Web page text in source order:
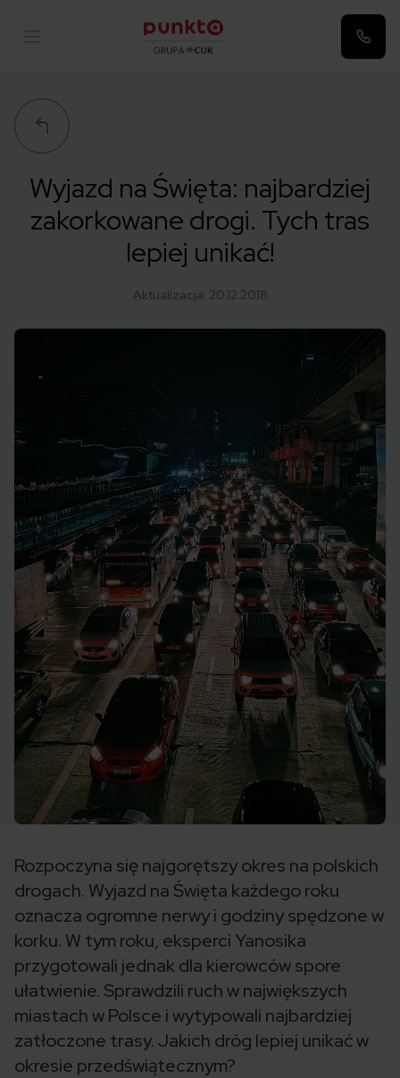
Wyjazd na Święta: najbardziej
zakorkowane drogi. Tych tras
lepiej unikać!
Aktualizacja: 20.12.2018
Rozpoczyna się najgorętszy okres na polskich
drogach. Wyjazd na Święta każdego roku
oznacza ogromne nerwy i godziny spędzone w
korku. W tym roku, eksperci Yanosika
przygotowali jednak dla kierowców spore
ułatwienie. Sprawdzili ruch w największych
miastach w Polsce i wytypowali najbardziej
zatłoczone trasy. Jakich dróg lepiej unikać w
okresie przedświątecznym?